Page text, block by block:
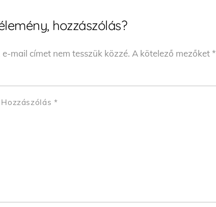
hozzászólás?
e-mail címet nem tesszük közzé. A kötelező mezőket*
Hozzászólás *